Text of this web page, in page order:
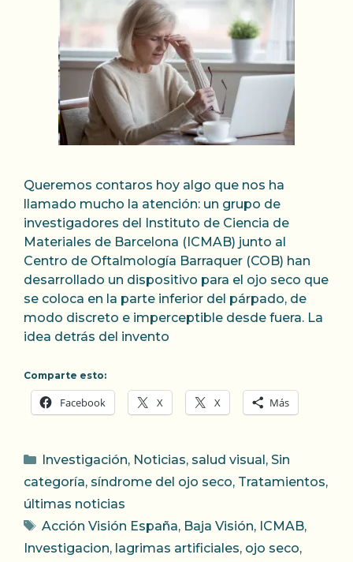
Queremos contaros hoy algo que nos ha
llamado mucho la atención: un grupo de
investigadores del Instituto de Ciencia de
Materiales de Barcelona (ICMAB) junto al
Centro de Oftalmología Barraquer (COB) han
desarrollado un dispositivo para el ojo seco que
se coloca en la parte inferior del párpado, de
modo discreto e imperceptible desde fuera. La
idea detrás del invento
Comparte esto:
Facebook X X Más
Categorías
Investigación, Noticias, salud visual , Sin
categoría, síndrome del ojo seco, Tratamientos,
últimas noticias
Etiquetas
Acción Visión España, Baja Visión, ICMAB,
Investigacion, lagrimas artificiales, ojo seco,